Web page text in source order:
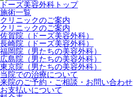
ドーズ美容外科トップ
施術一覧
クリニックのご案内
クリニックのご案内
佐賀院（ドーズ美容外科）
長崎院（ドーズ美容外科）
福岡院（男たちの美容外科）
広島院（男たちの美容外科）
東京院（男たちの美容外科）
当院での治療について
来院のご予約・ご相談・お問い合わせ
お支払いについて